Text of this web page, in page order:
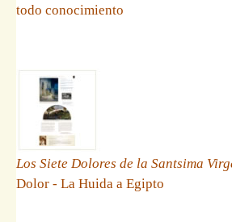
todo conocimiento
Los Siete Dolores de la Santsima
Dolor - La Huida a Egipto